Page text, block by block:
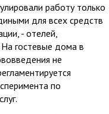
работу только
для всех средств
- отелей,
гостевые дома в
не
по